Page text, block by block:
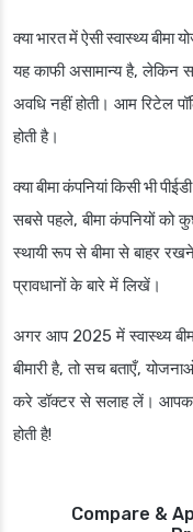
क्या भारत में ऐसी स्वास्थ्य बीमा
यह काफी असामान्य है, लेकिन
अवधि नहीं होती। आम रिटेल
होती है।
क्या बीमा कंपनियां किसी भी
सबसे पहले, बीमा कंपनियों को
स्थायी रूप से बीमा से बाहर
प्रावधानों के बारे में लिखें।
अगर आप 2025 में स्वास्थ्य
बीमारी है, तो सच बताएँ,
करे डॉक्टर से सलाह लें। आपका
होती है!
Compare &